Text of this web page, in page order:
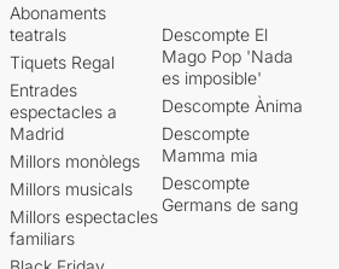
Abonaments
teatrals
Tiquets Regal
Entrades
espectacles a
Madrid
Millors monòlegs
Millors musicals
Millors espectacles
familiars
Descompte El
Mago Pop 'Nada
es imposible'
Descompte Ànima
Descompte
Mamma mia
Descompte
Germans de sang